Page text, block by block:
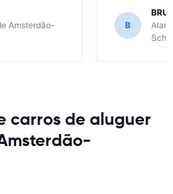
Amsterdão-
B
carros de aluguer